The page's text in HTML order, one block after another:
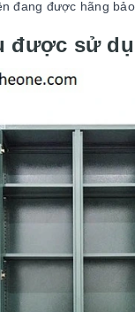
đang được hãng
được sử